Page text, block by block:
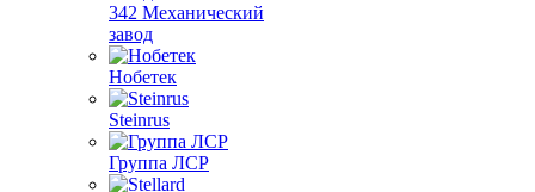
342 Механический
завод
Нобетек
Steinrus
Группа ЛСР